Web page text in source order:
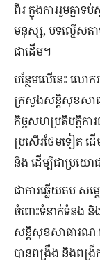
ពីរ ក្នុងការរួមគ្នា
មនុស្ស, បទល្មើសតា
ជាដើម។
បន្ថែមលើនេះ លោករ
ក្រសួងសន្តិសុខសា
កិច្ចសហប្រតិបត្តិកា
ប្រសើរថែមទៀត ដ
និង ដើម្បីជាប្រយោ
ជាការឆ្លើយតប សម្
ចំពោះទំនាក់ទំនង និ
សន្តិសុខសាធារណៈ
បានពង្រឹង និង​ពង្រី